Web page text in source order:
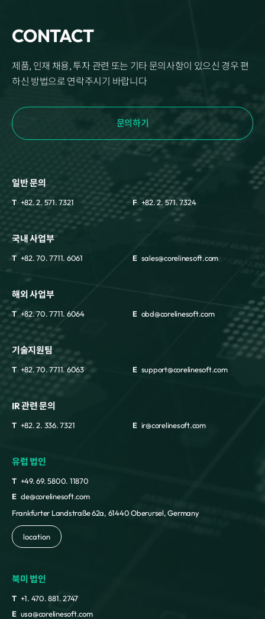
CONTACT
제품, 인재 채용, 투자 관련 또는 기타 문의사항이 있으신 경우 편
하신 방법으로 연락주시기 바랍니다
문의하기
일반 문의
T +82. 2. 571. 7321 F +82. 2. 571. 7324
국내 사업부
T +82. 70. 7711. 6061 E sales@corelinesoft.com
해외 사업부
T +82. 70. 7711. 6064 E obd@corelinesoft.com
기술지원팀
T +82. 70. 7711. 6063 E support@corelinesoft.com
IR 관련 문의
T +82. 2. 336. 7321 E ir@corelinesoft.com
유럽 법인
T +49. 69. 5800. 11870
E cle@corelinesoft.com
Frankfurter Landstraße 62a, 61440 Oberursel, Germany
location
북미 법인
T +1. 470. 881. 2747
E usa@corelinesoft.com